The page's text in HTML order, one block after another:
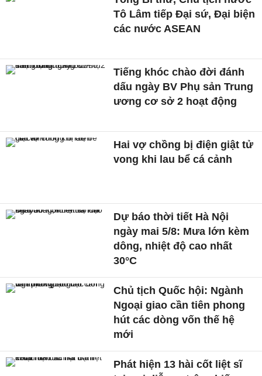
Tô Lâm tiếp Đại sứ, Đại biện
các nước ASEAN
Tiếng khóc chào đời đánh
dấu ngày BV Phụ sản Trung
ương cơ sở 2 hoạt động
Hai vợ chồng bị điện giật tử
vong khi lau bể cá cảnh
Dự báo thời tiết Hà Nội
ngày mai 5/8: Mưa lớn kèm
dông, nhiệt độ cao nhất
30°C
Chủ tịch Quốc hội: Ngành
Ngoại giao cần tiên phong
hút các dòng vốn thế hệ
mới
Phát hiện 13 hài cốt liệt sĩ